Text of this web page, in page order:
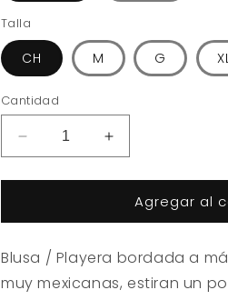
Talla
CH M G
Cantidad
Reducir
cantidad
para
/
Lele
Bordada
a
Aumentar
cantidad
para
Blusa
/
Lele
Bordada
Agregar al
Blusa / Playera bordada a
muy mexicanas, estiran un